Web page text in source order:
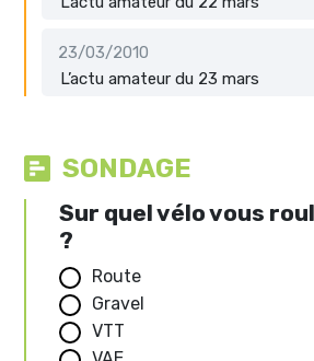
23/03/2010
L’actu amateur du 23 mars
SONDAGE
Sur quel vélo vous
?
Route
Gravel
VTT